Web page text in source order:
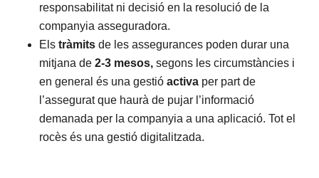
responsabilitat ni decisió en la resolució de la
companyia asseguradora.
Els tràmits de les assegurances poden durar una
mitjana de 2-3 mesos, segons les circumstàncies i
en general és una gestió activa per part de
l’assegurat que haurà de pujar l’informació
demanada per la companyia a una aplicació. Tot el
rocès és una gestió digitalitzada.